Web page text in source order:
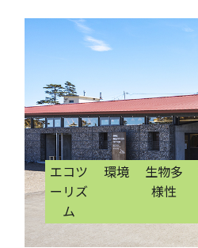
エコツ
ーリズ
ム
環境
生物多
様性